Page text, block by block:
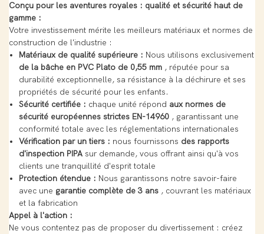
Conçu pour les aventures royales : qualité et sécurité haut de
gamme :
Votre investissement mérite les meilleurs matériaux et normes de
construction de l'industrie :
Matériaux de qualité supérieure : Nous utilisons exclusivement
de la bâche en PVC Plato de 0,55 mm, réputée pour sa
durabilité exceptionnelle, sa résistance à la déchirure et ses
propriétés de sécurité pour les enfants.
Sécurité certifiée : chaque unité répond aux normes de
sécurité européennes strictes EN-14960, garantissant une
conformité totale avec les réglementations internationales
Vérification par un tiers : nous fournissons des rapports
d'inspection PIPAsur demande, vous offrant ainsi qu'à vos
clients une tranquillité d'esprit totale
Protection étendue : Nous garantissons notre savoir-faire
avec une garantie complète de 3 ans, couvrant les matériaux
et la fabrication
Appel à l'action :
Ne vous contentez pas de proposer du divertissement : créez